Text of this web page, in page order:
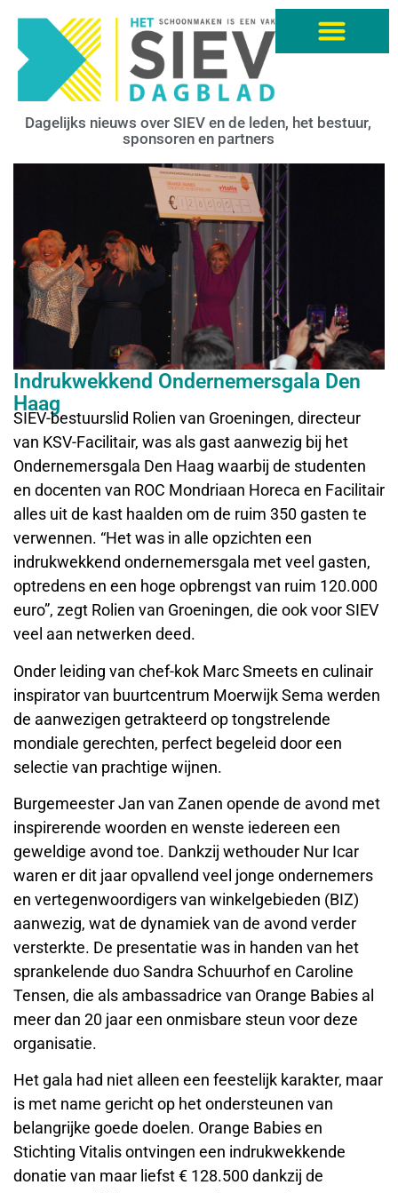
Dagelijks nieuws over SIEV en de leden, het bestuur,
sponsoren en partners
Indrukwekkend Ondernemersgala Den
Haag
SIEV-bestuurslid Rolien van Groeningen, directeur
van KSV-Facilitair, was als gast aanwezig bij het
Ondernemersgala Den Haag waarbij de studenten
en docenten van ROC Mondriaan Horeca en Facilitair
alles uit de kast haalden om de ruim 350 gasten te
verwennen. “Het was in alle opzichten een
indrukwekkend ondernemersgala met veel gasten,
optredens en een hoge opbrengst van ruim 120.000
euro”, zegt Rolien van Groeningen, die ook voor SIEV
veel aan netwerken deed.
Onder leiding van chef-kok Marc Smeets en culinair
inspirator van buurtcentrum Moerwijk Sema werden
de aanwezigen getrakteerd op tongstrelende
mondiale gerechten, perfect begeleid door een
selectie van prachtige wijnen.
Burgemeester Jan van Zanen opende de avond met
inspirerende woorden en wenste iedereen een
geweldige avond toe. Dankzij wethouder Nur Icar
waren er dit jaar opvallend veel jonge ondernemers
en vertegenwoordigers van winkelgebieden (BIZ)
aanwezig, wat de dynamiek van de avond verder
versterkte. De presentatie was in handen van het
sprankelende duo Sandra Schuurhof en Caroline
Tensen, die als ambassadrice van Orange Babies al
meer dan 20 jaar een onmisbare steun voor deze
organisatie.
Het gala had niet alleen een feestelijk karakter, maar
is met name gericht op het ondersteunen van
belangrijke goede doelen. Orange Babies en
Stichting Vitalis ontvingen een indrukwekkende
donatie van maar liefst € 128.500 dankzij de